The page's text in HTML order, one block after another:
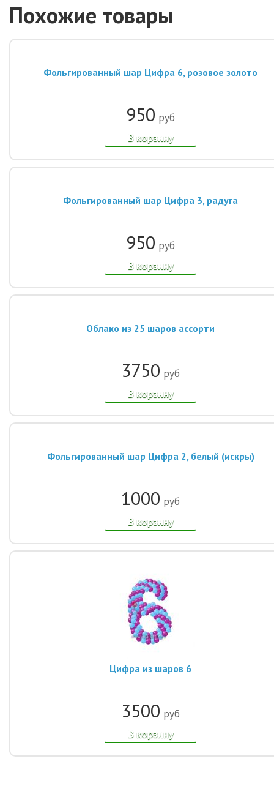
Похожие товары
Фольгированный шар Цифра 6, розовое золото
950 руб
В корзину
Фольгированный шар Цифра 3, радуга
950 руб
В корзину
Облако из 25 шаров ассорти
3750 руб
В корзину
Фольгированный шар Цифра 2, белый (искры)
1000 руб
В корзину
Цифра из шаров 6
3500 руб
В корзину